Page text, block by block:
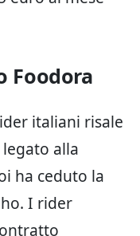
Foodora
italiani risale
alla
ha ceduto la
I rider